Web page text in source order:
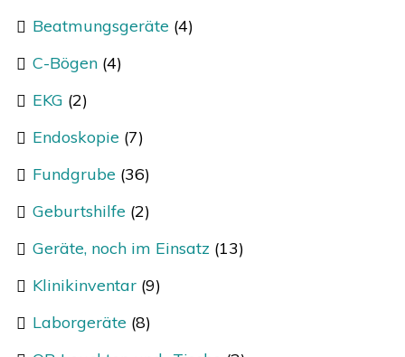
Beatmungsgeräte (4)
C-Bögen (4)
EKG (2)
Endoskopie (7)
Fundgrube (36)
Geburtshilfe (2)
Geräte, noch im Einsatz (13)
Klinikinventar (9)
Laborgeräte (8)